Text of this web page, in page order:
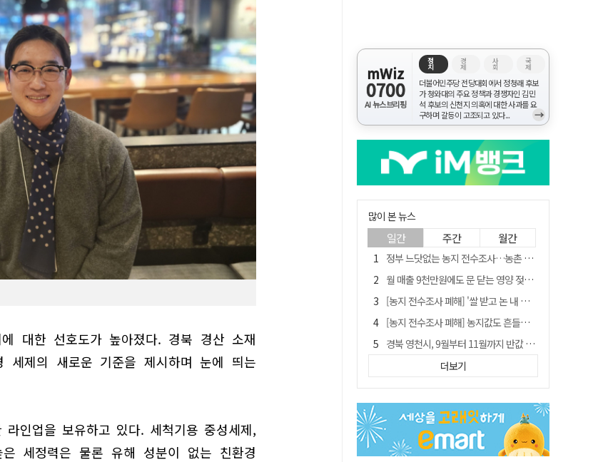
대한 선호도가 높아졌다. 경북 경산 소재
세제의 새로운 기준을 제시하며 눈에 띄는
인업을 보유하고 있다. 세척기용 중성세제,
세정력은 물론 유해 성분이 없는 친환경
mWiz
0700
AI 뉴스브리핑
정
치
경
제
사
회
국
제
더불어민주당 전당대회에서 정청래 후보
가 청와대의 주요 정책과 경쟁자인 김민
석 후보의 신천지 의혹에 대한 사과를 요
구하며 갈등이 고조되고 있다...
→
많이 본 뉴스
일간 주간 월간
정부 느닷없는 농지 전수조사…농촌 들쑤시는 '경자유전'의 칼날
월 매출 9천만원에도 문 닫는 영양 젖소농장… "일할 사람이 없어"
[농지 전수조사 폐해] '쌀 받고 논 내 준' 도지농 이제 어쩌나?
[농지 전수조사 폐해] 농지값도 흔들리나…"도지 막히면 헐값 매물 나올 수도"
경북 영천시, 9월부터 11월까지 반값 여행 혜택 제공
'솔리다임 IPO 추진설' SK하이닉스, 주가 9% 급락
[농지 전수조사 폐해] 실경작농·청년농 부담도 커진다
TK신공항 참여 주저한 LH, 광주군공항 사업에는 앞장
아쉬운 태클
더보기